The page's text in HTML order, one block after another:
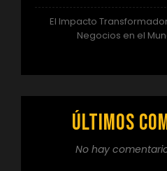
El Impacto
Negocios en el
Últimos
No hay